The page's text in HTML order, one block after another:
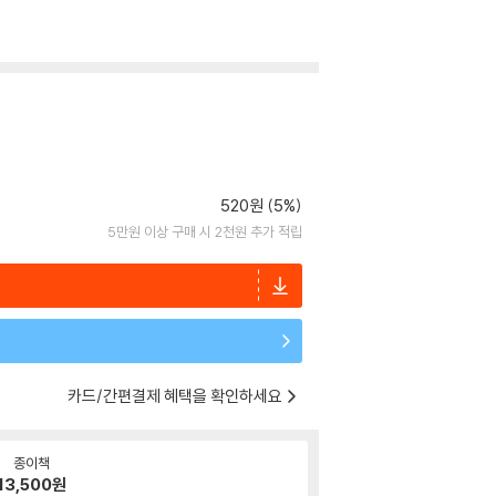
520원 (5%)
5만원 이상 구매 시 2천원 추가 적립
카드/간편결제 혜택을 확인하세요
종이책
원